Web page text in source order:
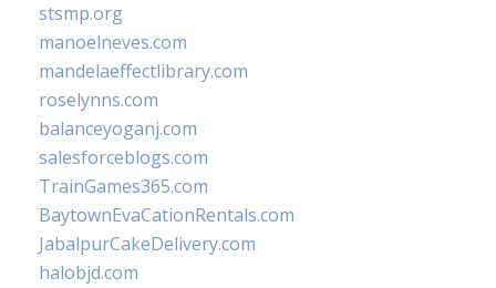
stsmp.org
manoelneves.com
mandelaeffectlibrary.com
roselynns.com
balanceyoganj.com
salesforceblogs.com
TrainGames365.com
BaytownEvaCationRentals.com
JabalpurCakeDelivery.com
halobjd.com